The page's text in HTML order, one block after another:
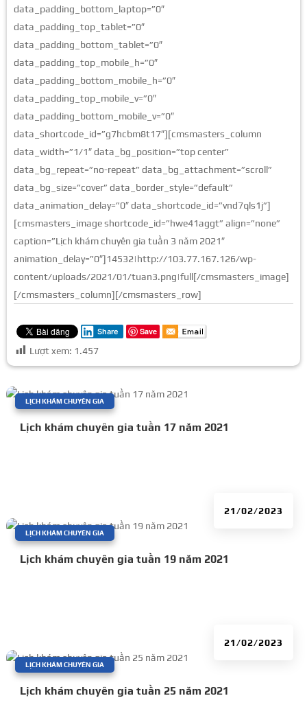
data_padding_bottom_laptop=”0″
data_padding_top_tablet=”0″
data_padding_bottom_tablet=”0″
data_padding_top_mobile_h=”0″
data_padding_bottom_mobile_h=”0″
data_padding_top_mobile_v=”0″
data_padding_bottom_mobile_v=”0″
data_shortcode_id=”g7hcbm8t17″][cmsmasters_column
data_width=”1/1″ data_bg_position=”top center”
data_bg_repeat=”no-repeat” data_bg_attachment=”scroll”
data_bg_size=”cover” data_border_style=”default”
data_animation_delay=”0″ data_shortcode_id=”vnd7qls1j”]
[cmsmasters_image shortcode_id=”hwe41aggt” align=”none”
caption=”Lịch khám chuyên gia tuần 3 năm 2021″
animation_delay=”0″]14532|http://103.77.167.126/wp-
content/uploads/2021/01/tuan3.png|full[/cmsmasters_image]
[/cmsmasters_column][/cmsmasters_row]
Share Save
Lượt xem: 1.457
Lịch khám chuyên gia tuần 17 năm 2021
21/02/2023
LỊCH KHÁM CHUYÊN GIA
Lịch khám chuyên gia tuần 19 năm 2021
21/02/2023
LỊCH KHÁM CHUYÊN GIA
Lịch khám chuyên gia tuần 25 năm 2021
LỊCH KHÁM CHUYÊN GIA